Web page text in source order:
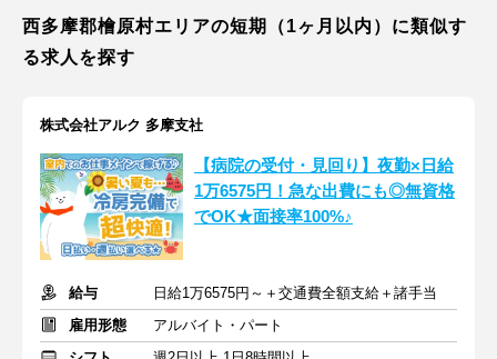
西多摩郡檜原村エリアの短期（1ヶ月以内）に類似す
る求人を探す
株式会社アルク 多摩支社
【病院の受付・見回り】夜勤×日給
1万6575円！急な出費にも◎無資格
でOK★面接率100%♪
給与
日給1万6575円～＋交通費全額支給＋諸手当
雇用形態
アルバイト・パート